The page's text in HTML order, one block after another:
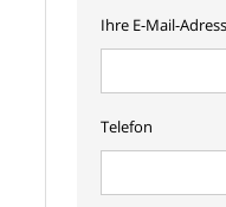
Ihre E-Mail-
Telefon